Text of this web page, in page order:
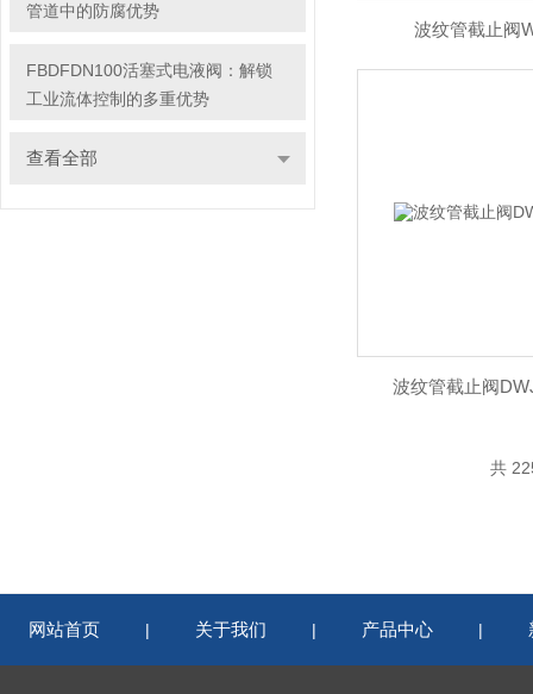
管道中的防腐优势
FBDFDN100活塞式电液阀：解锁
工业流体控制的多重优势
查看全部
波纹管截止阀
波纹管截止阀
共
网站首页 | 关于我们 | 产品中心 |